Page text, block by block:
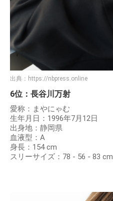
出典： https://nbpress.online
6位：長谷川万射
愛称：まやにゃむ
生年月日：1996年7月12日
出身地：静岡県
血液型：A
身長：154 cm
スリーサイズ：78 - 56 - 83 cm